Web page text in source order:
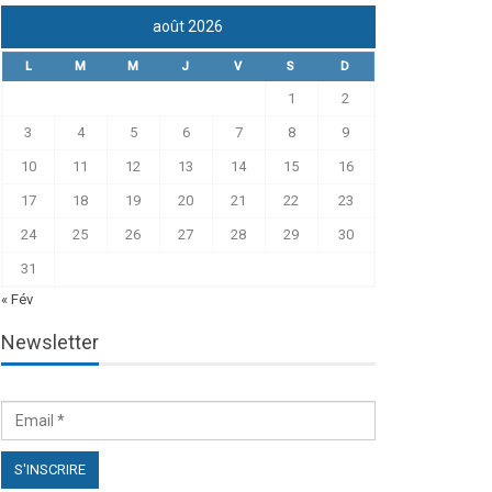
août 2026
L M M J V S D
1 2
3 4 5 6 7 8 9
10 11 12 13 14 15 16
17 18 19 20 21 22 23
24 25 26 27 28 29 30
31
« Fév
Newsletter